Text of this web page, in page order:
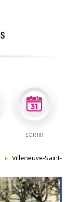
SORTIR
Villeneuve-Saint-